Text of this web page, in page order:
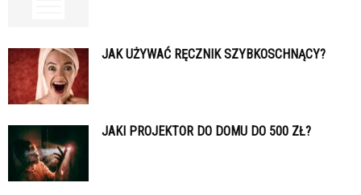
JAK UŻYWAĆ RĘCZNIK SZYBKOSCHNĄCY?
JAKI PROJEKTOR DO DOMU DO 500 ZŁ?